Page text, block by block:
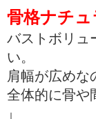
骨格ナチ
バストボリュ
い。
肩幅が広めな
全体的に骨や